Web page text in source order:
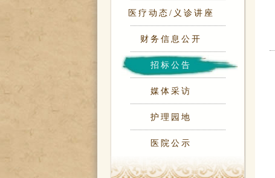
医疗动态/义诊讲座
财务信息公开
招标公告
媒体采访
护理园地
医院公示